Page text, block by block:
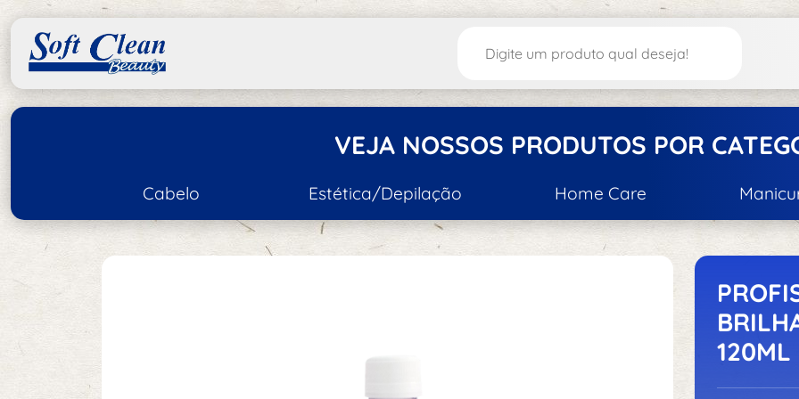
VEJA NOSSOS PRODUTOS POR
Cabelo
Acessórios de Cabelo
Escovas e Pentes
Estética/Depilação
Acessórios de Estética/Depilação
Home Care
Acessórios
Acessórios
120ML